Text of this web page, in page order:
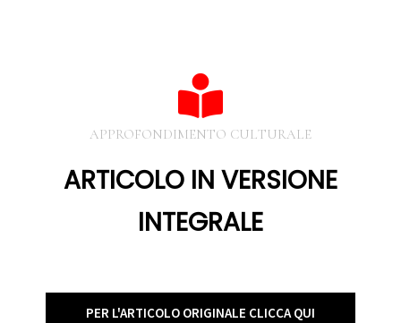
APPROFONDIMENTO CULTURALE
ARTICOLO IN VERSIONE
INTEGRALE
PER L'ARTICOLO ORIGINALE CLICCA QUI